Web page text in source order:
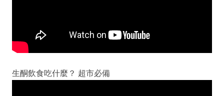
生酮飲食吃什麼？ 超市必備